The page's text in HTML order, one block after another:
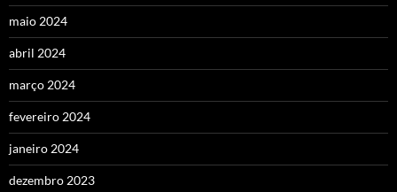
maio 2024
abril 2024
março 2024
fevereiro 2024
janeiro 2024
dezembro 2023